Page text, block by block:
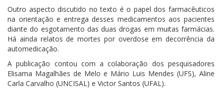
Outro aspecto discutido no texto é o papel dos farmacêuticos
na orientação e entrega desses medicamentos aos pacientes
diante do esgotamento das duas drogas em muitas farmácias.
Há ainda relatos de mortes por overdose em decorrência da
automedicação.
A publicação contou com a colaboração dos pesquisadores
Elisama Magalhães de Melo e Mário Luis Mendes (UFS), Aline
Carla Carvalho (UNCISAL) e Victor Santos (UFAL).